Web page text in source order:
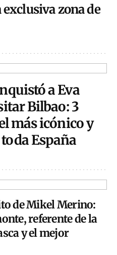
zona de
a Eva
Bilbao: 3
más icónico y
España
de Mikel Merino:
referente de la
y el mejor